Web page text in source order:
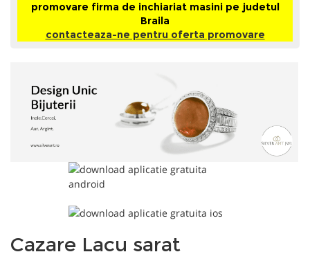
promovare firma de inchiariat masini pe judetul
Braila
contacteaza-ne pentru oferta promovare
Cazare Lacu sarat